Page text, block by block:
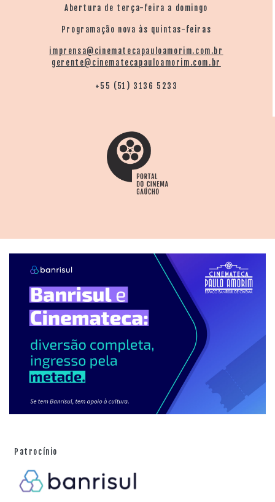
Abertura de terça-feira a domingo
Programação nova às quintas-feiras
imprensa@cinematecapauloamorim.com.br
gerente@cinematecapauloamorim.com.br
+55 (51) 3136 5233
Patrocínio